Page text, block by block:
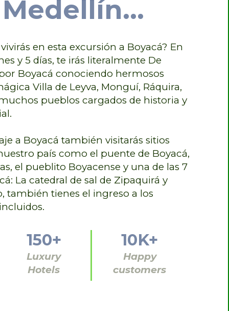
en esta excursión a Boyacá? En
y 5 días, te irás literalmente De
Boyacá conociendo hermosos
Villa de Leyva, Monguí, Ráquira,
pueblos cargados de historia y
a Boyacá también visitarás sitios
país como el puente de Boyacá,
el pueblito Boyacense y una de las 7
La catedral de sal de Zipaquirá y
también tienes el ingreso a los
150+
Luxury
Hotels
10K+
Happy
customers